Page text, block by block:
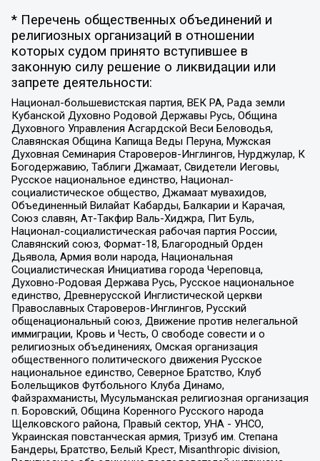
* Перечень общественных объединений и
религиозных организаций в отношении
которых судом принято вступившее в
законную силу решение о ликвидации или
запрете деятельности:
Национал-большевистская партия, ВЕК РА, Рада земли
Кубанской Духовно Родовой Державы Русь, Община
Духовного Управления Асгардской Веси Беловодья,
Славянская Община Капища Веды Перуна, Мужская
Духовная Семинария Староверов-Инглингов, Нурджулар, К
Богодержавию, Таблиги Джамаат, Свидетели Иеговы,
Русское национальное единство, Национал-
социалистическое общество, Джамаат мувахидов,
Объединенный Вилайат Кабарды, Балкарии и Карачая,
Союз славян, Ат-Такфир Валь-Хиджра, Пит Буль,
Национал-социалистическая рабочая партия России,
Славянский союз, Формат-18, Благородный Орден
Дьявола, Армия воли народа, Национальная
Социалистическая Инициатива города Череповца,
Духовно-Родовая Держава Русь, Русское национальное
единство, Древнерусской Инглистической церкви
Православных Староверов-Инглингов, Русский
общенациональный союз, Движение против нелегальной
иммиграции, Кровь и Честь, О свободе совести и о
религиозных объединениях, Омская организация
общественного политического движения Русское
национальное единство, Северное Братство, Клуб
Болельщиков Футбольного Клуба Динамо,
Файзрахманисты, Мусульманская религиозная организация
п. Боровский, Община Коренного Русского народа
Щелковского района, Правый сектор, УНА - УНСО,
Украинская повстанческая армия, Тризуб им. Степана
Бандеры, Братство, Белый Крест, Misanthropic division,